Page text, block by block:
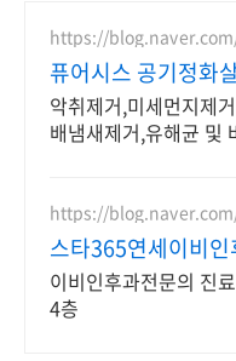
https://
퓨어시스 공기정화
너, 힐포스 한국독
악취제거,미세먼지제
배냄새제거,유해균 및
이터 판매
https://
스타365연세이비인
이비인후과전문의 진
4층